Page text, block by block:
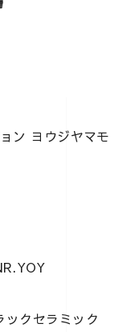
ン ヨウジヤマモ
ックセラミック